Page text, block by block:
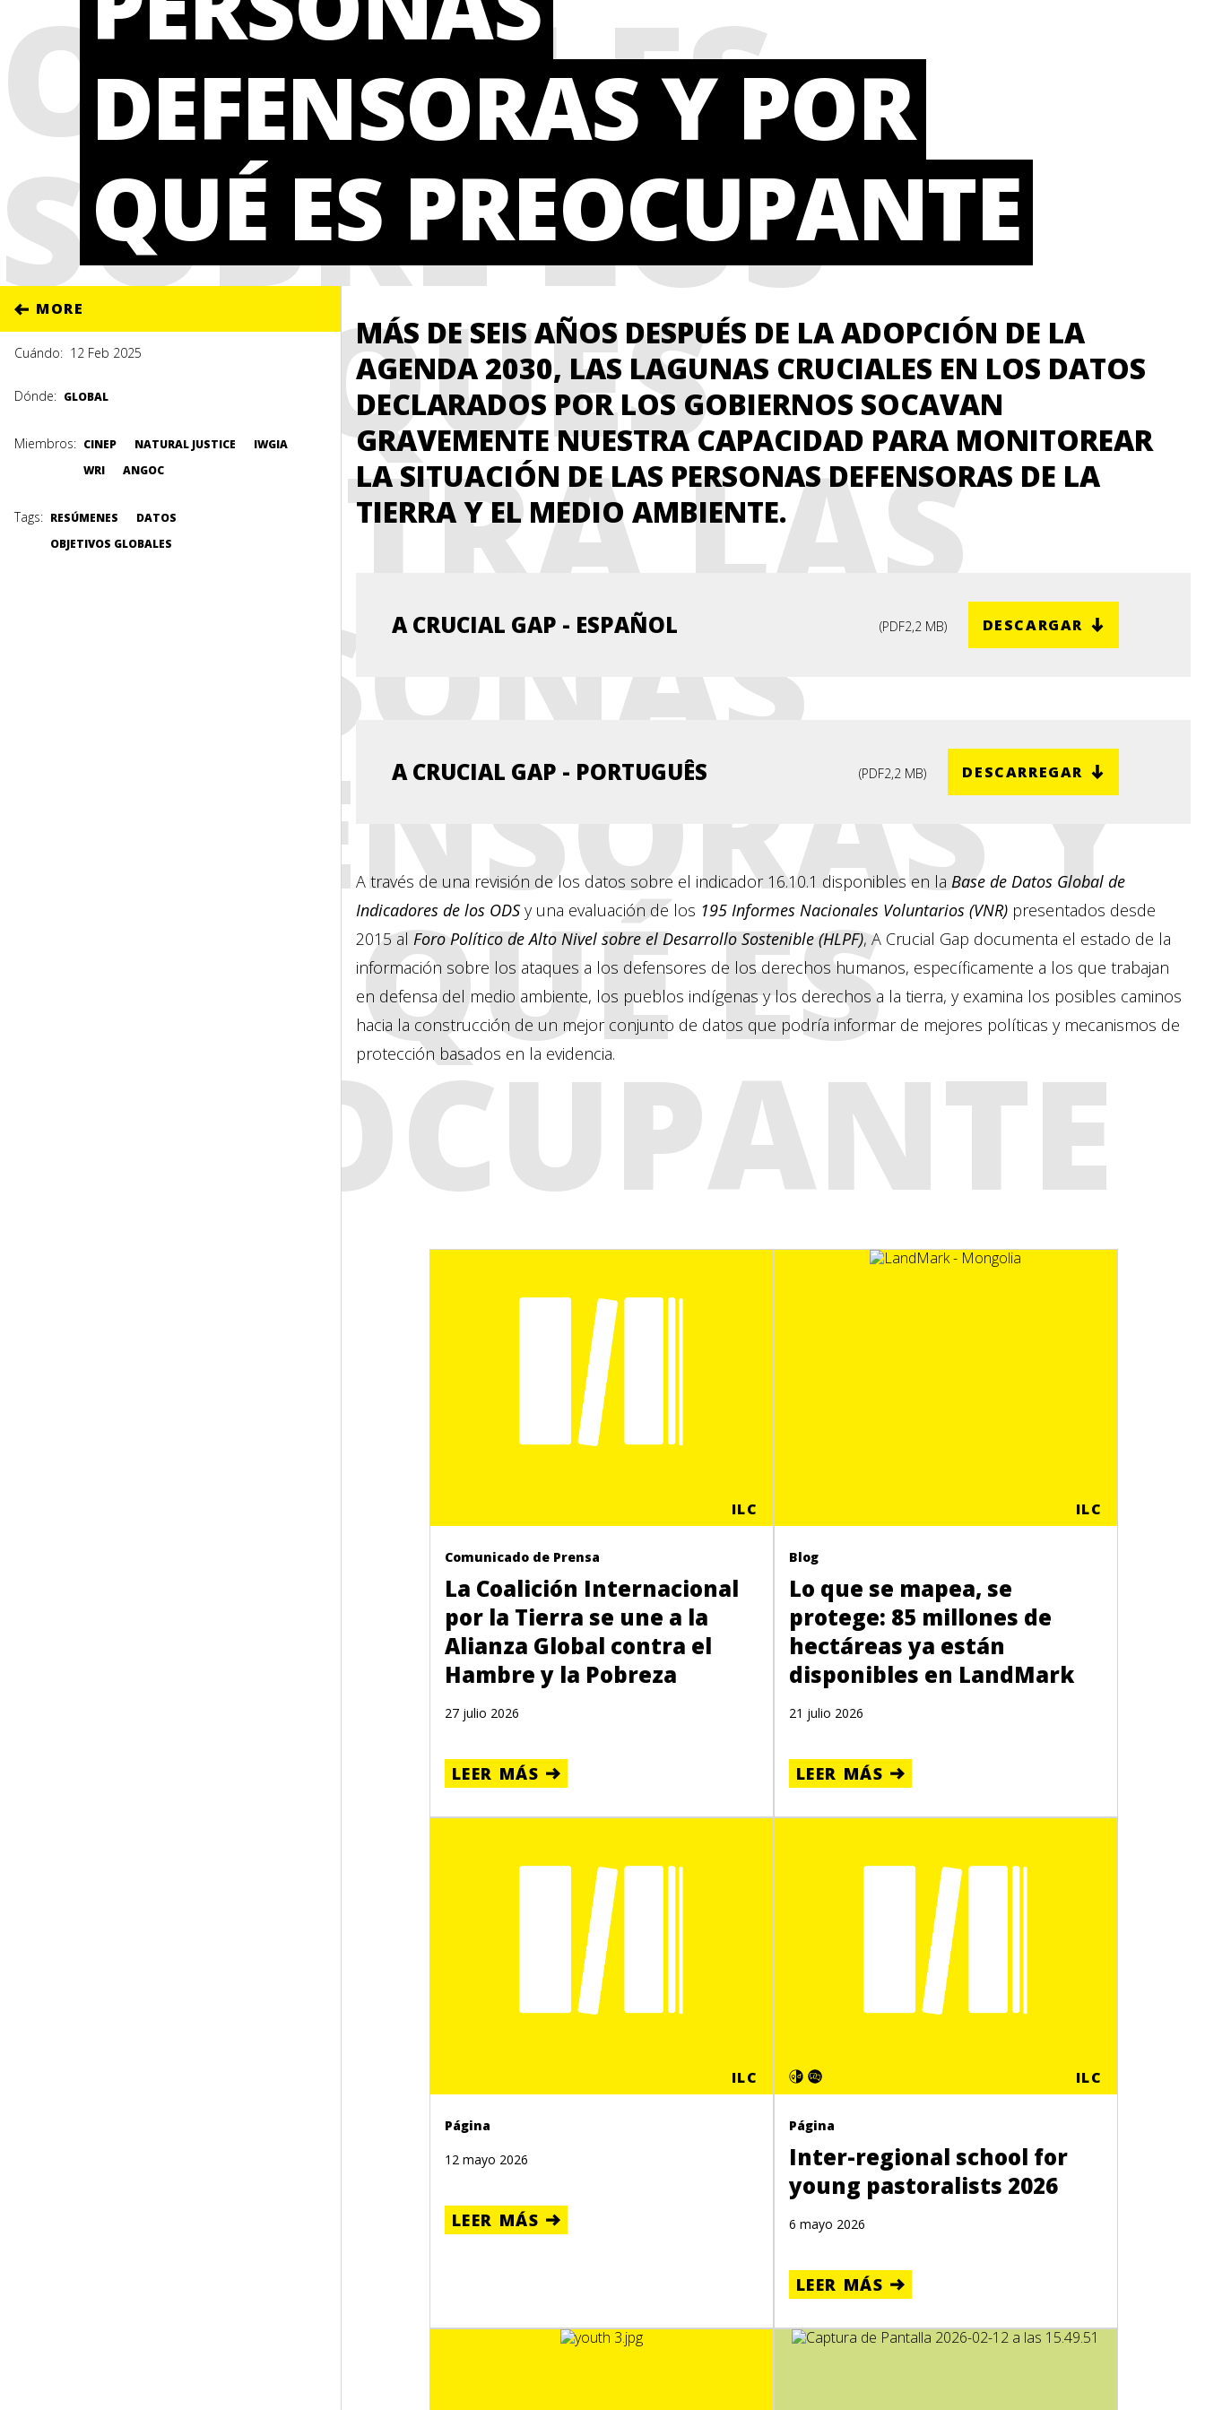
OFICIALES
SOBRE LOS
ATAQUES
CONTRA LAS
PERSONAS
DEFENSORAS Y
POR QUÉ ES
PREOCUPANTE
DEFENSORAS Y POR
QUÉ ES PREOCUPANTE
MORE
Cuándo: 12 Feb 2025
Dónde: GLOBAL
Miembros: CINEP NATURAL JUSTICE
IWGIA
WRI
ANGOC
Tags: RESÚMENES
DATOS
OBJETIVOS GLOBALES
MÁS DE SEIS AÑOS DESPUÉS DE LA ADOPCIÓN DE LA
AGENDA 2030, LAS LAGUNAS CRUCIALES EN LOS DATOS
DECLARADOS POR LOS GOBIERNOS SOCAVAN
GRAVEMENTE NUESTRA CAPACIDAD PARA MONITOREAR
LA SITUACIÓN DE LAS PERSONAS DEFENSORAS DE LA
TIERRA Y EL MEDIO AMBIENTE.
A CRUCIAL GAP - ESPAÑOL (PDF2,2 MB) DESCARGAR
A CRUCIAL GAP - PORTUGUÊS (PDF2,2 MB) DESCARREGAR
A través de una revisión de los datos sobre el indicador 16.10.1 disponibles en la Base de Datos Global de
Indicadores de los ODSy una evaluación de los 195 Informes Nacionales Voluntarios (VNR) presentados desde
2015 alForo Político de Alto Nivel sobre el Desarrollo Sostenible (HLPF), A Crucial Gap documenta el estado de la
información sobre los ataques a los defensores de los derechos humanos, específicamente a los que trabajan
en defensa del medio ambiente, los pueblos indígenas y los derechos a la tierra, y examina los posibles caminos
hacia la construcción de un mejor conjunto de datos que podría informar de mejores políticas y mecanismos de
protección basados en la evidencia.
ILC
Comunicado de Prensa
La Coalición Internacional
por la Tierra se une a la
Alianza Global contra el
Hambre y la Pobreza
27 julio 2026
LEER MÁS
ILC
Blog
Lo que se mapea, se
protege: 85 millones de
hectáreas ya están
disponibles en LandMark
21 julio 2026
LEER MÁS
ILC
Página
12 mayo 2026
LEER MÁS
ILC
Página
Inter-regional school for
young pastoralists 2026
6 mayo 2026
LEER MÁS